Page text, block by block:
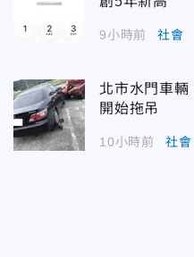
9小時前 社會
北市水門車
開始拖吊
10小時前 社會